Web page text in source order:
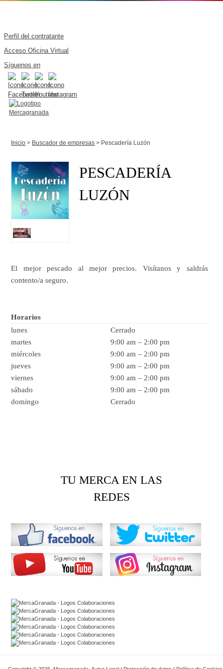
Perfil del contratante
Acceso Oficina Virtual
Síguenos en
Inicio > Buscador de empresas > Pescadería Luzón
PESCADERÍA
LUZÓN
El mejor pescado al mejor precios. Visítanos y saldrás
contento/a seguro.
Horarios
lunes
Cerrado
martes
9:00 am – 2:00 pm
miércoles
9:00 am – 2:00 pm
jueves
9:00 am – 2:00 pm
viernes
9:00 am – 2:00 pm
sábado
9:00 am – 2:00 pm
domingo
Cerrado
TU MERCA EN LAS
REDES